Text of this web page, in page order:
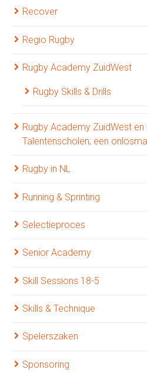
Recover
Regio Rugby
Rugby Academy ZuidWest
Rugby Skills & Drills
Rugby Academy ZuidWest
Talentenscholen; een
Rugby in NL
Running & Sprinting
Selectieproces
Senior Academy
Skill Sessions 18-5
Skills & Technique
Spelerszaken
Sponsoring